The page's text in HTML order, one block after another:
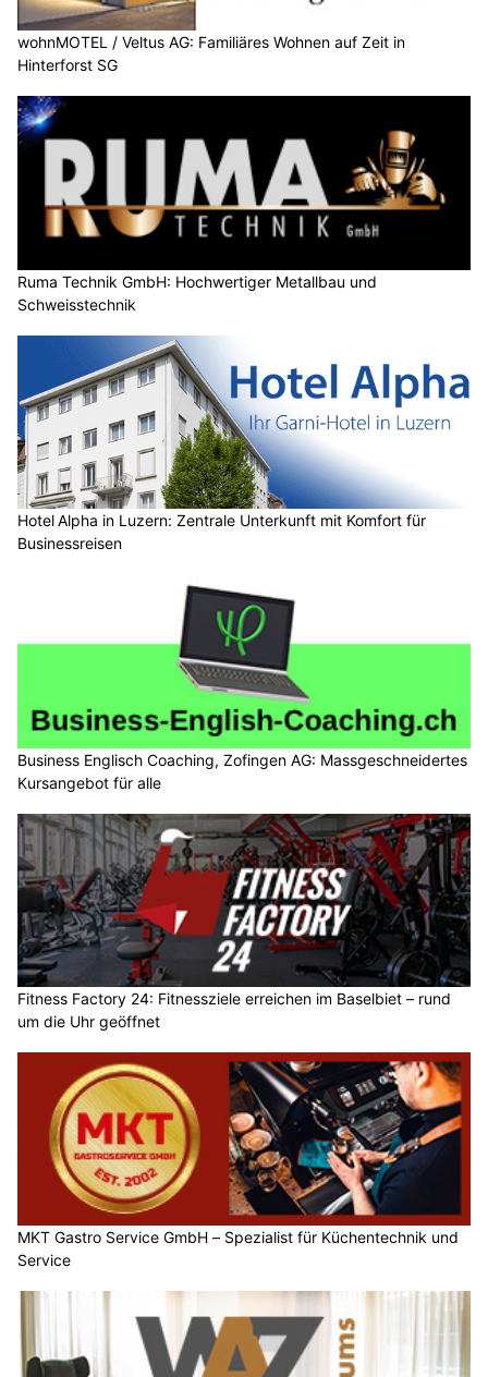
wohnMOTEL / Veltus AG: Familiäres Wohnen auf Zeit in
Hinterforst SG
Ruma Technik GmbH: Hochwertiger Metallbau und
Schweisstechnik
Hotel Alpha in Luzern: Zentrale Unterkunft mit Komfort für
Businessreisen
Business Englisch Coaching, Zofingen AG: Massgeschneidertes
Kursangebot für alle
Fitness Factory 24: Fitnessziele erreichen im Baselbiet – rund
um die Uhr geöffnet
MKT Gastro Service GmbH – Spezialist für Küchentechnik und
Service